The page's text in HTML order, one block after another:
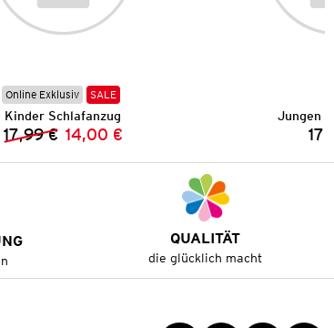
Online Exklusiv SALE
Kinder Schlafanzug
Vorheriger Preis:
17,99 € Neuer Preis:
14,00 €
Jungen
QUALITÄT
die glücklich macht